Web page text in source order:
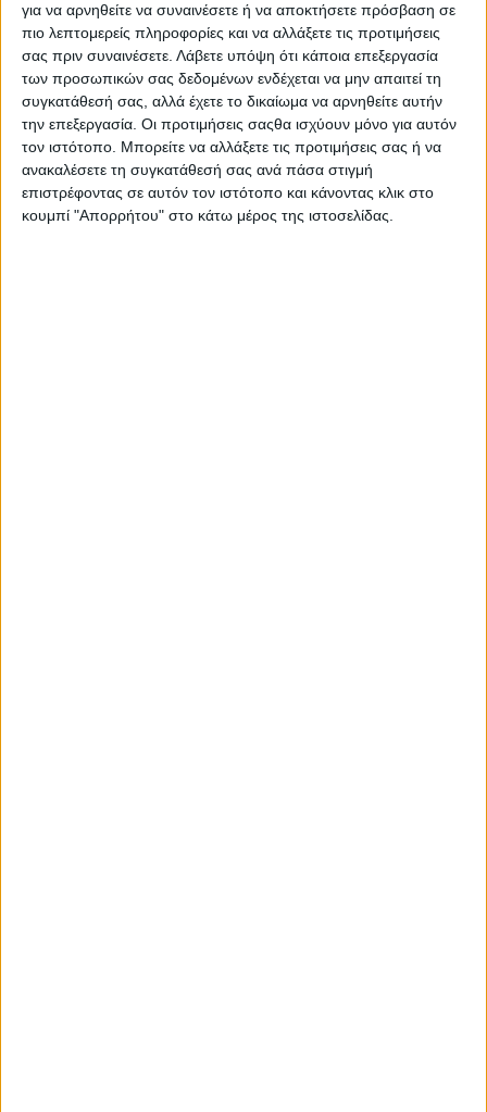
για να αρνηθείτε να συναινέσετε ή να αποκτήσετε πρόσβαση σε
πιο λεπτομερείς πληροφορίες και να αλλάξετε τις προτιμήσεις
σας πριν συναινέσετε. Λάβετε υπόψη ότι κάποια επεξεργασία
των προσωπικών σας δεδομένων ενδέχεται να μην απαιτεί τη
συγκατάθεσή σας, αλλά έχετε το δικαίωμα να αρνηθείτε αυτήν
την επεξεργασία. Οι προτιμήσεις σαςθα ισχύουν μόνο για αυτόν
τον ιστότοπο. Μπορείτε να αλλάξετε τις προτιμήσεις σας ή να
ανακαλέσετε τη συγκατάθεσή σας ανά πάσα στιγμή
επιστρέφοντας σε αυτόν τον ιστότοπο και κάνοντας κλικ στο
κουμπί "Απορρήτου" στο κάτω μέρος της ιστοσελίδας.
Διεύθυνση email και αριθμός κινητού τηλεφώνου
Βεβαίωση φοίτησης για παιδιά ηλικίας 5–16 ετών
Κατοικία
Ιδιόκτητη : Ε9 ή συμβόλαιο